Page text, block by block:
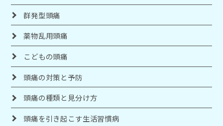
群発型頭痛
薬物乱用頭痛
こどもの頭痛
頭痛の対策と予防
頭痛の種類と見分け方
頭痛を引き起こす生活習慣病